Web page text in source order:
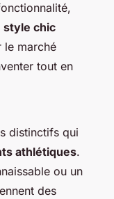
style chic
le marché
tout en
distinctifs qui
athlétiques.
ou un
des